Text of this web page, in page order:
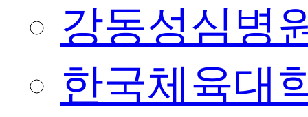
강동성심병
한국체육대